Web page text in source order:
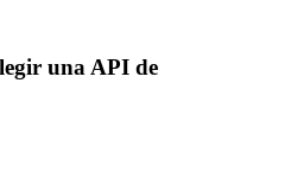
una API de